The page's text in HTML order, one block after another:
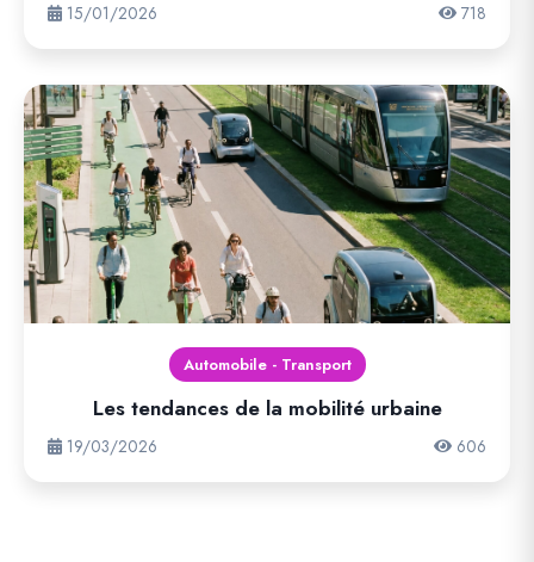
15/01/2026 718
Automobile - Transport
Les tendances de la mobilité urbaine
19/03/2026 606